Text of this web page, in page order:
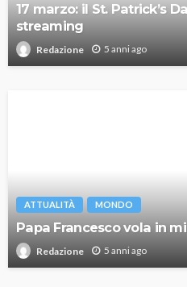
17 marzo: il St. Patrick’s
streaming
Redazione 5 anni ago
ATTUALITÀ MONDO
Papa Francesco vola in
Redazione 5 anni ago